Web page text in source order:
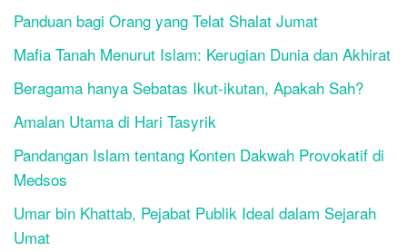
Panduan bagi Orang yang Telat Shalat Jumat
Mafia Tanah Menurut Islam: Kerugian Dunia dan Akhirat
Beragama hanya Sebatas Ikut-ikutan, Apakah Sah?
Amalan Utama di Hari Tasyrik
Pandangan Islam tentang Konten Dakwah Provokatif di
Medsos
Umar bin Khattab, Pejabat Publik Ideal dalam Sejarah
Umat